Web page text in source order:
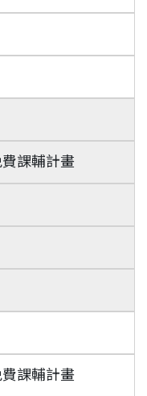
課輔計畫
課輔計畫